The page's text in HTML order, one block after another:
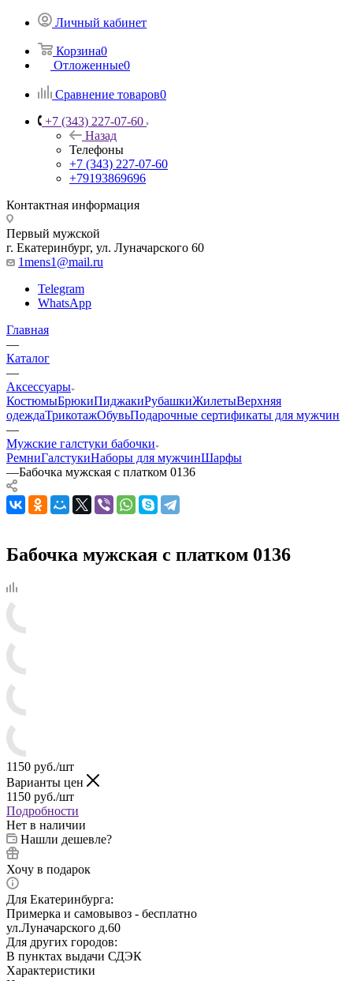
Личный кабинет
Корзина0
Отложенные0
Сравнение товаров0
+7 (343) 227-07-60
Назад
Телефоны
+7 (343) 227-07-60
+79193869696
Контактная информация
Первый мужской
г. Екатеринбург, ул. Луначарского 60
1mens1@mail.ru
Telegram
WhatsApp
Главная
—
Каталог
—
Аксессуары
КостюмыБрюкиПиджакиРубашкиЖилетыВерхняя
одеждаТрикотажОбувьПодарочные сертификаты для мужчин
—
Мужские галстуки бабочки
РемниГалстукиНаборы для мужчинШарфы
—Бабочка мужская с платком 0136
Бабочка мужская с платком 0136
1150 руб./шт
Варианты цен
1150 руб./шт
Подробности
Нет в наличии
Нашли дешевле?
Хочу в подарок
Для Екатеринбурга:
Примерка и самовывоз - бесплатно
ул.Луначарского д.60
Для других городов:
В пунктах выдачи СДЭК
Характеристики